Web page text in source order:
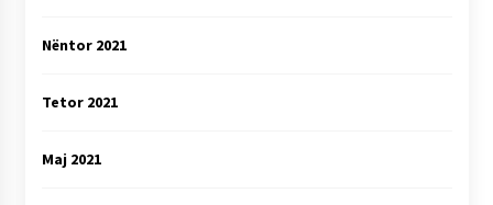
Nëntor 2021
Tetor 2021
Maj 2021